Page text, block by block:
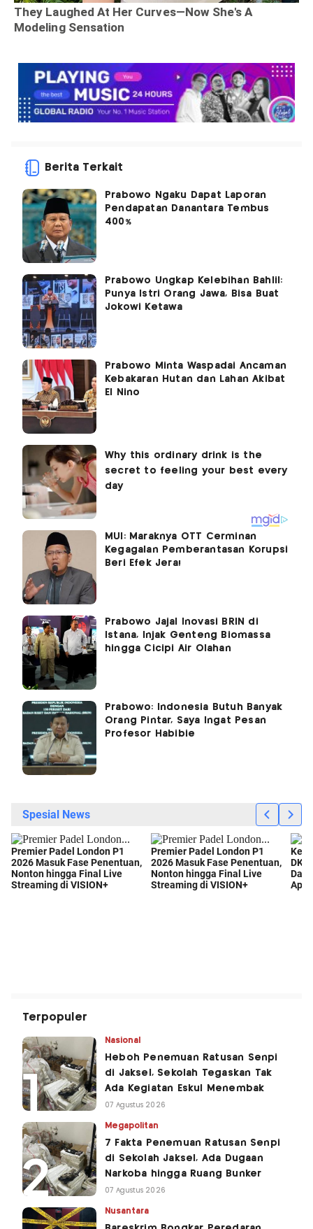
Berita Terkait
Prabowo Ngaku Dapat Laporan
Pendapatan Danantara Tembus
400%
Prabowo Ungkap Kelebihan Bahlil:
Punya Istri Orang Jawa, Bisa Buat
Jokowi Ketawa
Prabowo Minta Waspadai Ancaman
Kebakaran Hutan dan Lahan Akibat
El Nino
MUI: Maraknya OTT Cerminan
Kegagalan Pemberantasan Korupsi
Beri Efek Jera!
Prabowo Jajal Inovasi BRIN di
Istana, Injak Genteng Biomassa
hingga Cicipi Air Olahan
Prabowo: Indonesia Butuh Banyak
Orang Pintar, Saya Ingat Pesan
Profesor Habibie
Terpopuler
Nasional
Heboh Penemuan Ratusan Senpi
di Jaksel, Sekolah Tegaskan Tak
Ada Kegiatan Eskul Menembak
07 Agustus 2026
Megapolitan
7 Fakta Penemuan Ratusan Senpi
di Sekolah Jaksel, Ada Dugaan
Narkoba hingga Ruang Bunker
07 Agustus 2026
Nusantara